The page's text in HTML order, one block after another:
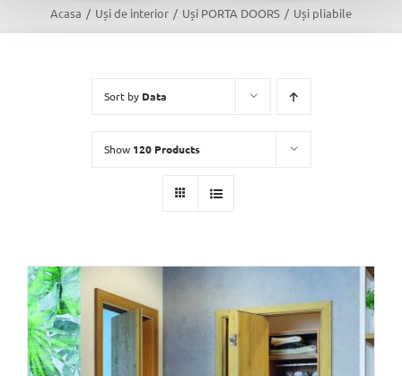
Acasa / Uși de interior / Uși PORTA DOORS / Uși pliabile
Sort by Data
Show 120 Products